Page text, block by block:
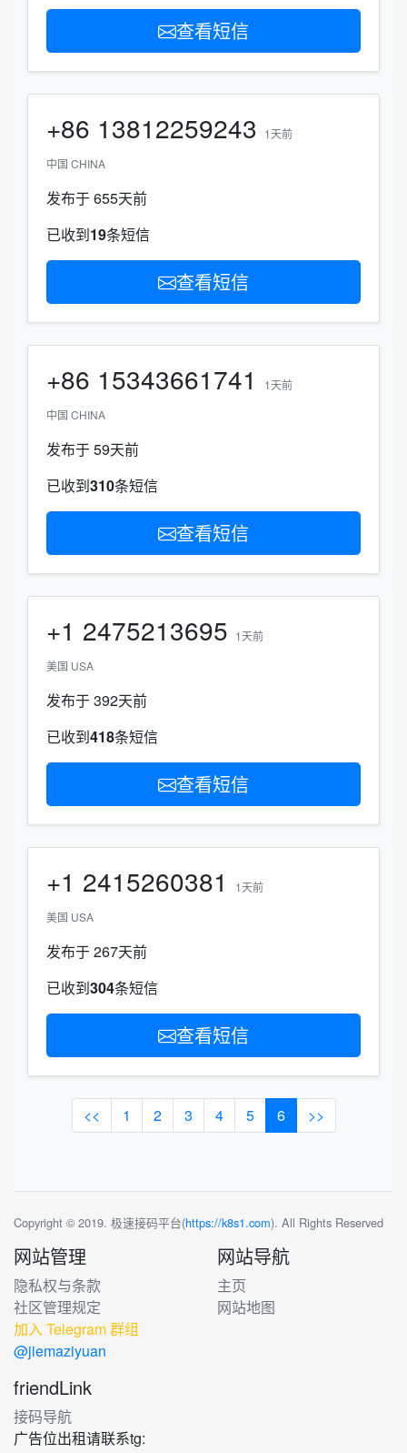
查看短信
+86 13812259243
1天前
中国 CHINA
发布于 655天前
已收到19条短信
查看短信
+86 15343661741
1天前
中国 CHINA
发布于 59天前
已收到310条短信
查看短信
+1 2475213695 1天前
美国 USA
发布于 392天前
已收到418条短信
查看短信
+1 2415260381
1天前
美国 USA
发布于 267天前
已收到304条短信
查看短信
<< 1 2 3 4 5 6 >>
Copyright © 2019. 极速接码平台(https://k8s1.com). All Rights Reserved
网站管理
隐私权与条款
社区管理规定
加入 Telegram 群组
@jiemaziyuan
网站导航
主页
网站地图
friendLink
接码导航
广告位出租请联系tg: